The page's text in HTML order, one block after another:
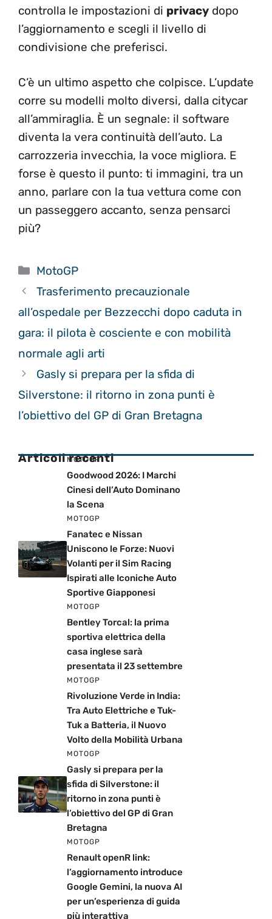
controlla le impostazioni di privacy dopo
l’aggiornamento e scegli il livello di
condivisione che preferisci.
C’è un ultimo aspetto che colpisce. L’update
corre su modelli molto diversi, dalla citycar
all’ammiraglia. È un segnale: il software
diventa la vera continuità dell’auto. La
carrozzeria invecchia, la voce migliora. E
forse è questo il punto: ti immagini, tra un
anno, parlare con la tua vettura come con
un passeggero accanto, senza pensarci
più?
Categorie
MotoGP
Trasferimento precauzionale
all’ospedale per Bezzecchi dopo caduta in
gara: il pilota è cosciente e con mobilità
normale agli arti
Gasly si prepara per la sfida di
Silverstone: il ritorno in zona punti è
l’obiettivo del GP di Gran Bretagna
Articoli recenti
MOTOGP
Goodwood 2026: I Marchi
Cinesi dell’Auto Dominano
la Scena
MOTOGP
Fanatec e Nissan
Uniscono le Forze: Nuovi
Volanti per il Sim Racing
Ispirati alle Iconiche Auto
Sportive Giapponesi
MOTOGP
Bentley Torcal: la prima
sportiva elettrica della
casa inglese sarà
presentata il 23 settembre
MOTOGP
Rivoluzione Verde in India:
Tra Auto Elettriche e Tuk-
Tuk a Batteria, il Nuovo
Volto della Mobilità Urbana
MOTOGP
Gasly si prepara per la
sfida di Silverstone: il
ritorno in zona punti è
l’obiettivo del GP di Gran
Bretagna
MOTOGP
Renault openR link:
l’aggiornamento introduce
Google Gemini, la nuova AI
per un’esperienza di guida
più interattiva